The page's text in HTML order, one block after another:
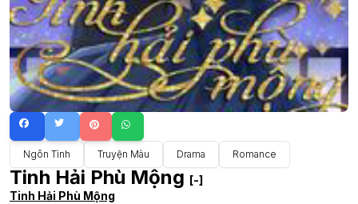
Ngôn Tình Truyện Màu Drama Romance
Tinh Hải Phù Mộng [-]
Tinh Hải Phù Mộng